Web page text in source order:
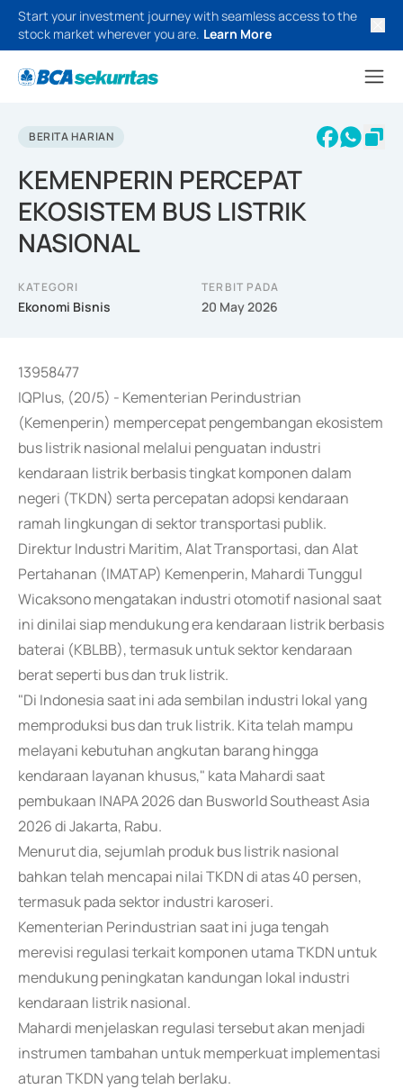
Start your investment journey with seamless access to the
stock market wherever you are. Learn More
BERITA HARIAN
KEMENPERIN PERCEPAT
EKOSISTEM BUS LISTRIK
NASIONAL
KATEGORI
Ekonomi Bisnis
TERBIT PADA
20 May 2026
13958477
IQPlus, (20/5) - Kementerian Perindustrian
(Kemenperin) mempercepat pengembangan ekosistem
bus listrik nasional melalui penguatan industri
kendaraan listrik berbasis tingkat komponen dalam
negeri (TKDN) serta percepatan adopsi kendaraan
ramah lingkungan di sektor transportasi publik.
Direktur Industri Maritim, Alat Transportasi, dan Alat
Pertahanan (IMATAP) Kemenperin, Mahardi Tunggul
Wicaksono mengatakan industri otomotif nasional saat
ini dinilai siap mendukung era kendaraan listrik berbasis
baterai (KBLBB), termasuk untuk sektor kendaraan
berat seperti bus dan truk listrik.
"Di Indonesia saat ini ada sembilan industri lokal yang
memproduksi bus dan truk listrik. Kita telah mampu
melayani kebutuhan angkutan barang hingga
kendaraan layanan khusus," kata Mahardi saat
pembukaan INAPA 2026 dan Busworld Southeast Asia
2026 di Jakarta, Rabu.
Menurut dia, sejumlah produk bus listrik nasional
bahkan telah mencapai nilai TKDN di atas 40 persen,
termasuk pada sektor industri karoseri.
Kementerian Perindustrian saat ini juga tengah
merevisi regulasi terkait komponen utama TKDN untuk
mendukung peningkatan kandungan lokal industri
kendaraan listrik nasional.
Mahardi menjelaskan regulasi tersebut akan menjadi
instrumen tambahan untuk memperkuat implementasi
aturan TKDN yang telah berlaku.